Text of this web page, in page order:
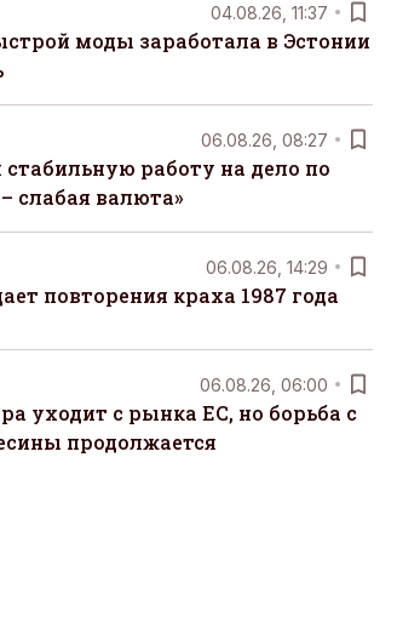
04.08.26, 11:37
моды заработала в Эстонии
06.08.26, 08:27
работу на дело по
слабая валюта»
06.08.26, 14:29
повторения краха 1987 года
06.08.26, 06:00
уходит с рынка ЕС, но борьба с
продолжается